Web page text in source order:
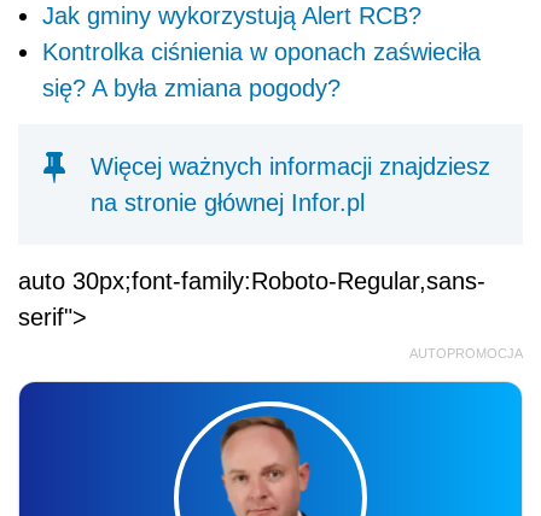
Jak gminy wykorzystują Alert RCB?
Kontrolka ciśnienia w oponach zaświeciła
się? A była zmiana pogody?
Więcej ważnych informacji znajdziesz
na stronie głównej Infor.pl
auto 30px;font-family:Roboto-Regular,sans-
serif">
AUTOPROMOCJA